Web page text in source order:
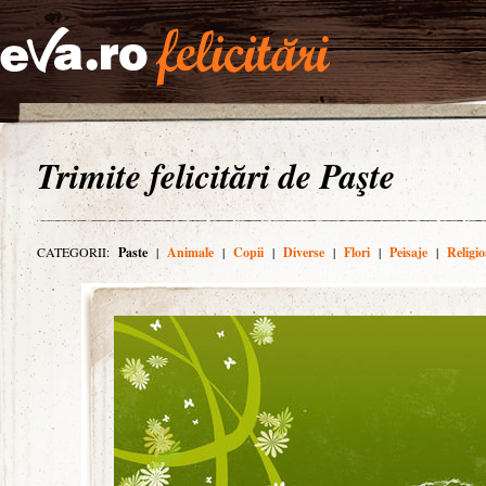
Trimite felicitări de Paşte
CATEGORII: Paste | Animale | Copii | Diverse | Flori | Peisaje |